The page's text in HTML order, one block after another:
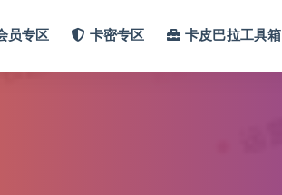
员专区 卡密专区 卡皮巴拉工具箱